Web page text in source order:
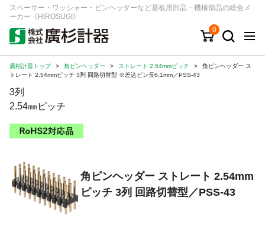
スペーサー・ワッシャー・ピンヘッダーなど基板用部品・機構部品の総合メ
ーカー《HIROSUGI》
0
キーワード 品番/シリーズ
商品カテゴリから探す
ジャンルから探す
シリーズから探す
ログイン
注文・見積りについて
ご利用ガイド
廣杉計器トップ > 角ピンヘッダー > ストレート 2.54mmピッチ >
角ピンヘッダー ス
トレート 2.54mmピッチ 3列 回路切替型 ※差込ピン長6.1mm／PSS-43
3列
2.54㎜ピッチ
角ピンヘッダー ストレート 2.54mm
ピッチ 3列 回路切替型／PSS-43